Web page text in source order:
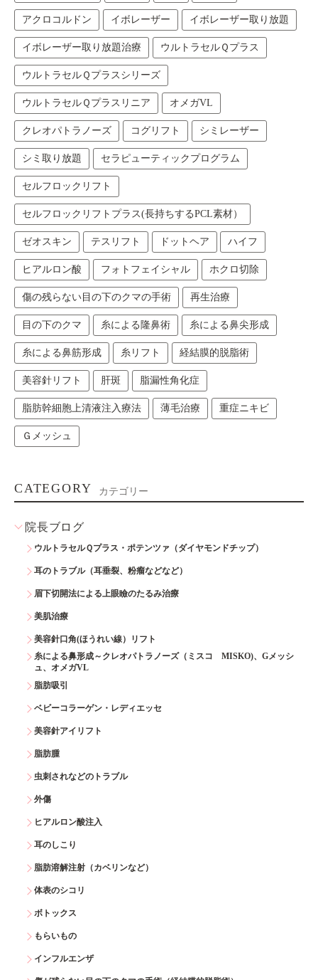
アクロコルドン イボレーザー イボレーザー取り放題
イボレーザー取り放題治療 ウルトラセルＱプラス
ウルトラセルＱプラスシリーズ
ウルトラセルＱプラスリニア オメガVL
クレオパトラノーズ コグリフト シミレーザー
シミ取り放題 セラピューティックプログラム
セルフロックリフト
セルフロックリフトプラス(長持ちするPCL素材）
ゼオスキン テスリフト ドットヘア ハイフ
ヒアルロン酸 フォトフェイシャル ホクロ切除
傷の残らない目の下のクマの手術 再生治療
目の下のクマ 糸による隆鼻術 糸による鼻尖形成
糸による鼻筋形成 糸リフト 経結膜的脱脂術
美容針リフト 肝斑 脂漏性角化症
脂肪幹細胞上清液注入療法 薄毛治療 重症ニキビ
Ｇメッシュ
CATEGORY カテゴリー
院長ブログ
ウルトラセルＱプラス・ポテンツァ（ダイヤモンドチップ）
耳のトラブル（耳垂裂、粉瘤などなど）
眉下切開法による上眼瞼のたるみ治療
美肌治療
美容針口角(ほうれい線）リフト
糸による鼻形成～クレオパトラノーズ（ミスコ MISKO)、Gメッシ
ュ、オメガVL
脂肪吸引
ベビーコラーゲン・レディエッセ
美容針アイリフト
脂肪腫
虫刺されなどのトラブル
外傷
ヒアルロン酸注入
耳のしこり
脂肪溶解注射（カベリンなど）
体表のシコリ
ボトックス
もらいもの
インフルエンザ